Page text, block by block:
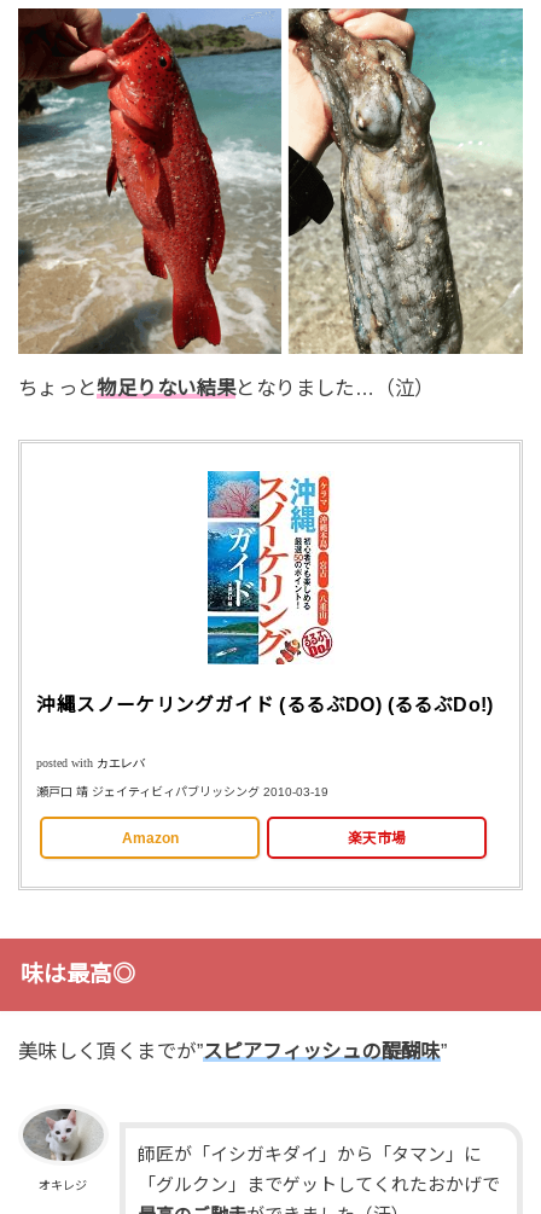
ちょっと物足りない結果となりました…（泣）
沖縄スノーケリングガイド (るるぶDO) (るるぶDo!)
posted with カエレバ
瀬戸口 靖 ジェイティビィパブリッシング 2010-03-19
Amazon 楽天市場
味は最高◎
美味しく頂くまでが”スピアフィッシュの醍醐味”
オキレジ
師匠が「イシガキダイ」から「タマン」に
「グルクン」までゲットしてくれたおかげで